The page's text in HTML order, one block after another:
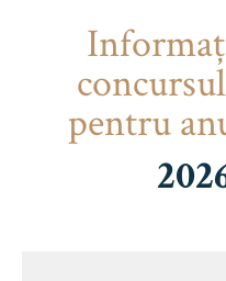
pentru